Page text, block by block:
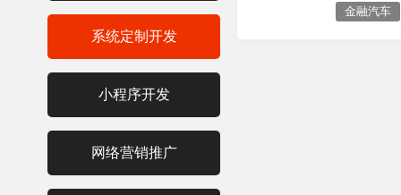
系统定制开发
小程序开发
网络营销推广
金融汽车